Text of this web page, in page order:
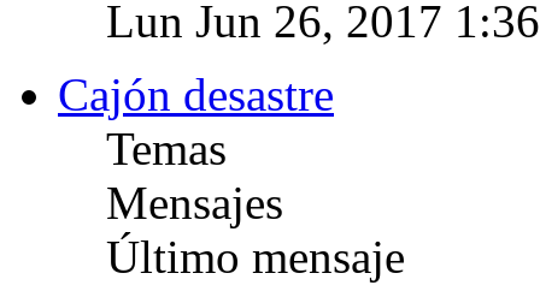
Lun Jun 26, 2017
Cajón desastre
Temas
Mensajes
Último mensaje